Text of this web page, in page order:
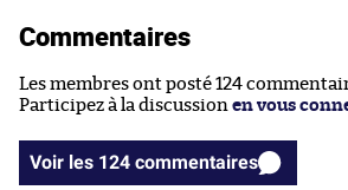
Commentaires
Les membres ont posté 124
Participez à la discussion en vous
Voir les 124 commentaires